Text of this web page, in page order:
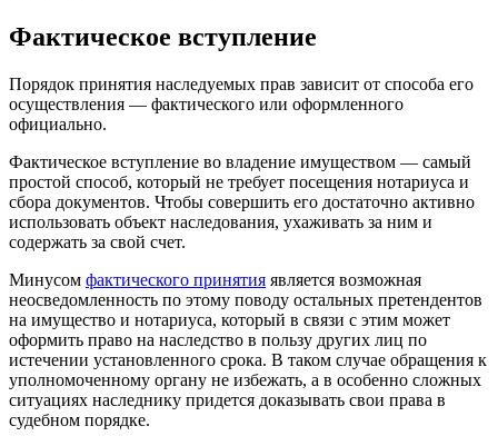
Фактическое вступление
Порядок принятия наследуемых прав зависит от способа его
осуществления — фактического или оформленного
официально.
Фактическое вступление во владение имуществом — самый
простой способ, который не требует посещения нотариуса и
сбора документов. Чтобы совершить его достаточно активно
использовать объект наследования, ухаживать за ним и
содержать за свой счет.
Минусом фактического принятия является возможная
неосведомленность по этому поводу остальных претендентов
на имущество и нотариуса, который в связи с этим может
оформить право на наследство в пользу других лиц по
истечении установленного срока. В таком случае обращения к
уполномоченному органу не избежать, а в особенно сложных
ситуациях наследнику придется доказывать свои права в
судебном порядке.